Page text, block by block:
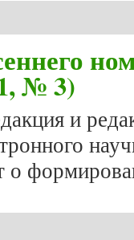
№ 3)
и